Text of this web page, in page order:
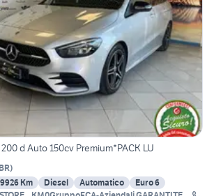
d Auto 150cv Premium*PACK LU
BR)
Km Diesel Automatico
Euro 6